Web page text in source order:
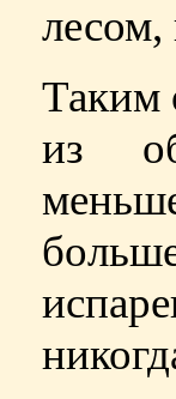
лесом,
Таким
из